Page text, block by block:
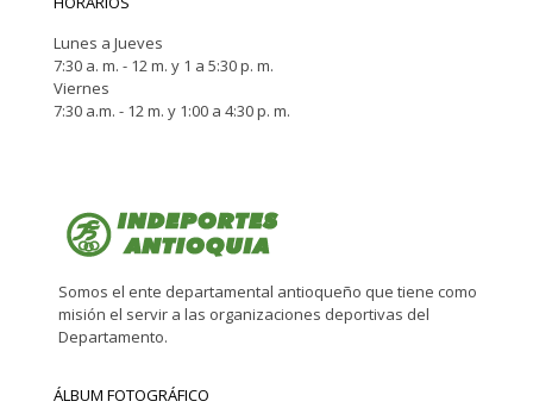
Lunes a Jueves
7:30 a. m. - 12 m. y 1 a 5:30 p. m.
Viernes
7:30 a.m. - 12 m. y 1:00 a 4:30 p. m.
Somos el ente departamental antioqueño que tiene como
misión el servir a las organizaciones deportivas del
Departamento.
ÁLBUM FOTOGRÁFICO